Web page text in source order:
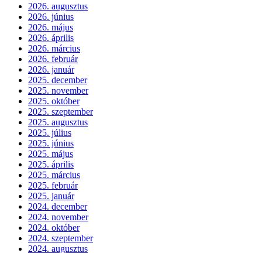
2026. augusztus
2026. június
2026. május
2026. április
2026. március
2026. február
2026. január
2025. december
2025. november
2025. október
2025. szeptember
2025. augusztus
2025. július
2025. június
2025. május
2025. április
2025. március
2025. február
2025. január
2024. december
2024. november
2024. október
2024. szeptember
2024. augusztus